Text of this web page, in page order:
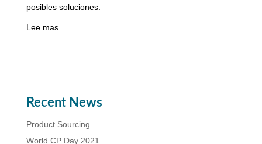
posibles soluciones.
Lee mas…
Recent News
Product Sourcing
World CP Day 2021